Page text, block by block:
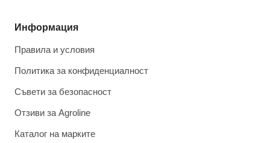
Информация
Правила и условия
Политика за конфиденциалност
Съвети за безопасност
Отзиви за Agroline
Каталог на марките